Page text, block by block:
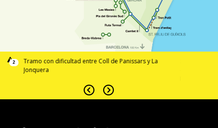
2
Tramo con dificultad entre Coll de Panissars y La
Jonquera